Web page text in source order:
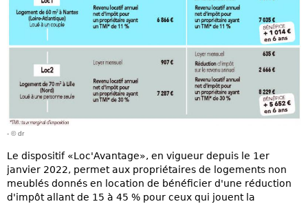
- © dr
Le dispositif «Loc'Avantage», en vigueur depuis le 1er
janvier 2022, permet aux propriétaires de logements non
meublés donnés en location de bénéficier d'une réduction
d'impôt allant de 15 à 45 % pour ceux qui jouent la